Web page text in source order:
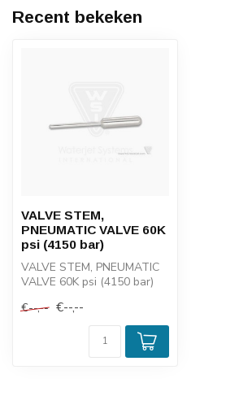
Recent bekeken
VALVE STEM,
PNEUMATIC VALVE 60K
psi (4150 bar)
VALVE STEM, PNEUMATIC
VALVE 60K psi (4150 bar)
€--,-- €--,--